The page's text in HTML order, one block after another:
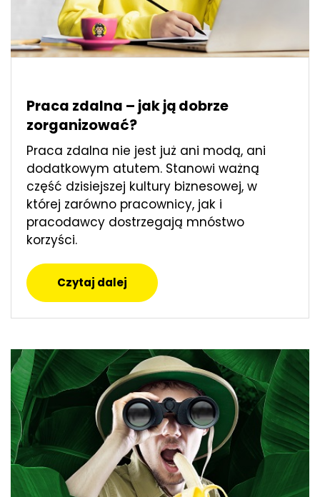
Praca zdalna – jak ją dobrze
zorganizować?
Praca zdalna nie jest już ani modą, ani
dodatkowym atutem. Stanowi ważną
część dzisiejszej kultury biznesowej, w
której zarówno pracownicy, jak i
pracodawcy dostrzegają mnóstwo
korzyści.
Czytaj dalej